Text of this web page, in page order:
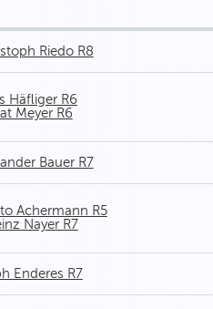
Riedo R8
Häfliger R6
Meyer R6
Bauer R7
Achermann R5
Nayer R7
Enderes R7